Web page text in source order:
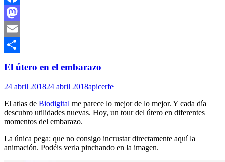
Facebook
Mastodon
Email
El útero en el embarazo
24 abril 201824 abril 2018apicerfe
El atlas de Biodigital me parece lo mejor de lo mejor. Y cada día
descubro utilidades nuevas. Hoy, un tour del útero en diferentes
momentos del embarazo.
La única pega: que no consigo incrustar directamente aquí la
animación. Podéis verla pinchando en la imagen.